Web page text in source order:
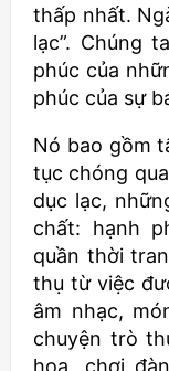
thấp nhất.
lạc”. Chúng
phúc của
phúc của sự
Nó bao gồm
tục chóng
dục lạc,
chất: hạnh
quần thời
thụ từ việc
âm nhạc,
chuyện trò
họa, chơi